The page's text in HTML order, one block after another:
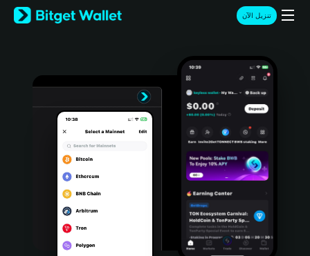
English
日本語
Türkçe
Português (Portugal)
Bahasa Indonesia
تنزيل الآن